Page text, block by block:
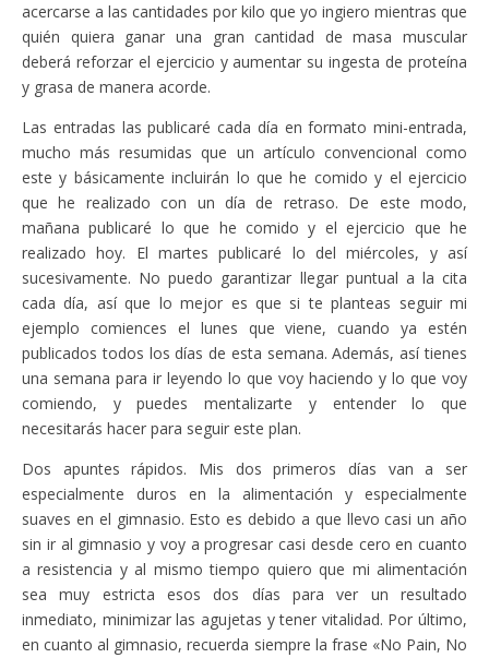
acercarse a las cantidades por kilo que yo ingiero mientras que
quién quiera ganar una gran cantidad de masa muscular
deberá reforzar el ejercicio y aumentar su ingesta de proteína
y grasa de manera acorde.
Las entradas las publicaré cada día en formato mini-entrada,
mucho más resumidas que un artículo convencional como
este y básicamente incluirán lo que he comido y el ejercicio
que he realizado con un día de retraso. De este modo,
mañana publicaré lo que he comido y el ejercicio que he
realizado hoy. El martes publicaré lo del miércoles, y así
sucesivamente. No puedo garantizar llegar puntual a la cita
cada día, así que lo mejor es que si te planteas seguir mi
ejemplo comiences el lunes que viene, cuando ya estén
publicados todos los días de esta semana. Además, así tienes
una semana para ir leyendo lo que voy haciendo y lo que voy
comiendo, y puedes mentalizarte y entender lo que
necesitarás hacer para seguir este plan.
Dos apuntes rápidos. Mis dos primeros días van a ser
especialmente duros en la alimentación y especialmente
suaves en el gimnasio. Esto es debido a que llevo casi un año
sin ir al gimnasio y voy a progresar casi desde cero en cuanto
a resistencia y al mismo tiempo quiero que mi alimentación
sea muy estricta esos dos días para ver un resultado
inmediato, minimizar las agujetas y tener vitalidad. Por último,
en cuanto al gimnasio, recuerda siempre la frase «No Pain, No